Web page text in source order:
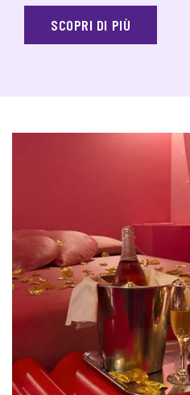
SCOPRI DI PIÙ